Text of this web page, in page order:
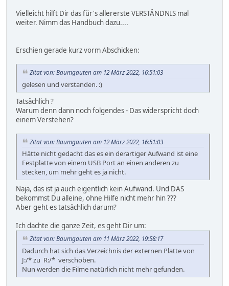
Vielleicht hilft Dir das für's allererste VERSTÄNDNIS mal
weiter. Nimm das Handbuch dazu....
Erschien gerade kurz vorm Abschicken:
Zitat von: Baumgauten am 12 März 2022, 16:51:03
gelesen und verstanden. :)
Tatsächlich ?
Warum denn dann noch folgendes - Das widerspricht doch
einem Verstehen?
Zitat von: Baumgauten am 12 März 2022, 16:51:03
Hätte nicht gedacht das es ein derartiger Aufwand ist eine
Festplatte von einem USB Port an einen anderen zu
stecken, um mehr geht es ja nicht.
Naja, das ist ja auch eigentlich kein Aufwand. Und DAS
bekommst Du alleine, ohne Hilfe nicht mehr hin ???
Aber geht es tatsächlich darum?
Ich dachte die ganze Zeit, es geht Dir um:
Zitat von: Baumgauten am 11 März 2022, 19:58:17
Dadurch hat sich das Verzeichnis der externen Platte von
J:/* zu R:/* verschoben.
Nun werden die Filme natürlich nicht mehr gefunden.